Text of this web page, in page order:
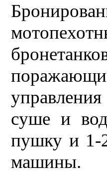
суше и
пушку и 1-
машины.